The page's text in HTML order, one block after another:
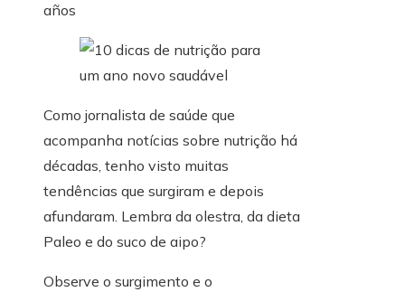
años
Como jornalista de saúde que
acompanha notícias sobre nutrição há
décadas, tenho visto muitas
tendências que surgiram e depois
afundaram. Lembra da olestra, da dieta
Paleo e do suco de aipo?
Observe o surgimento e o